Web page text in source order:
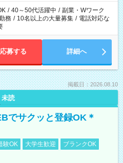
/ 40～50代活躍中 / 副業・Wワーク
務 / 10名以上の大量募集 / 電話対応な
応募する 詳細へ
掲載日：2026.08.10
未読
でサクッと登録OK＊
験OK 大学生歓迎
ブランクOK